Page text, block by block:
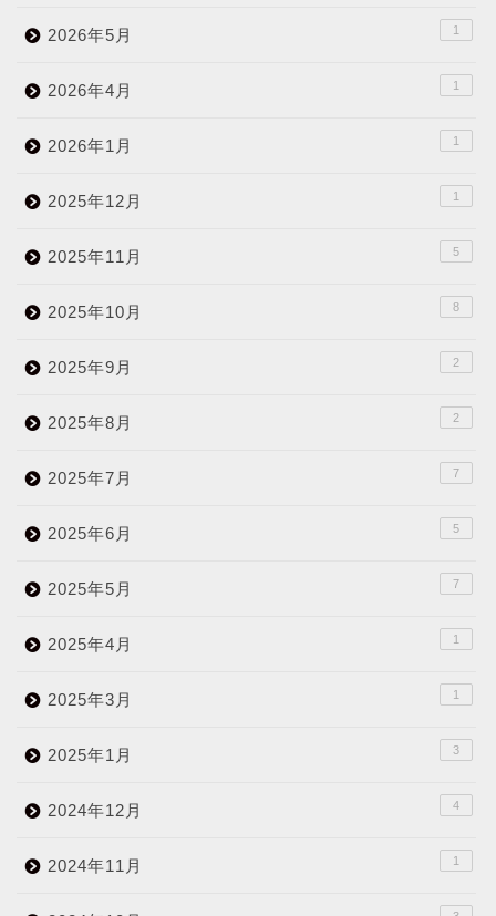
2026年5月 1
2026年4月 1
2026年1月 1
2025年12月 1
2025年11月 5
2025年10月 8
2025年9月 2
2025年8月 2
2025年7月 7
2025年6月 5
2025年5月 7
2025年4月 1
2025年3月 1
2025年1月 3
2024年12月 4
2024年11月 1